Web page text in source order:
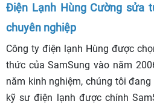
Điện Lạnh Hùng Cường sửa
chuyên nghiệp
Công ty điện lạnh Hùng được
thức của SamSung vào năm
năm kinh nghiệm, chúng tôi
kỹ sư điện lạnh được chính